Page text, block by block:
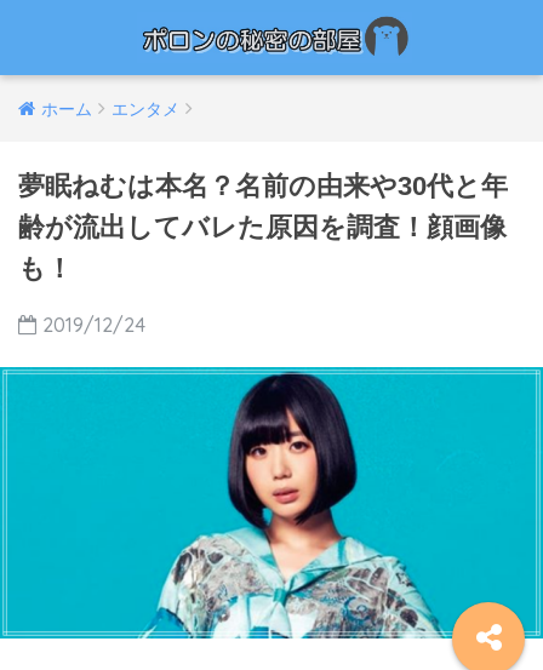
ホーム エンタメ
夢眠ねむは本名？名前の由来や30代と年
齢が流出してバレた原因を調査！顔画像
も！
2019/12/24